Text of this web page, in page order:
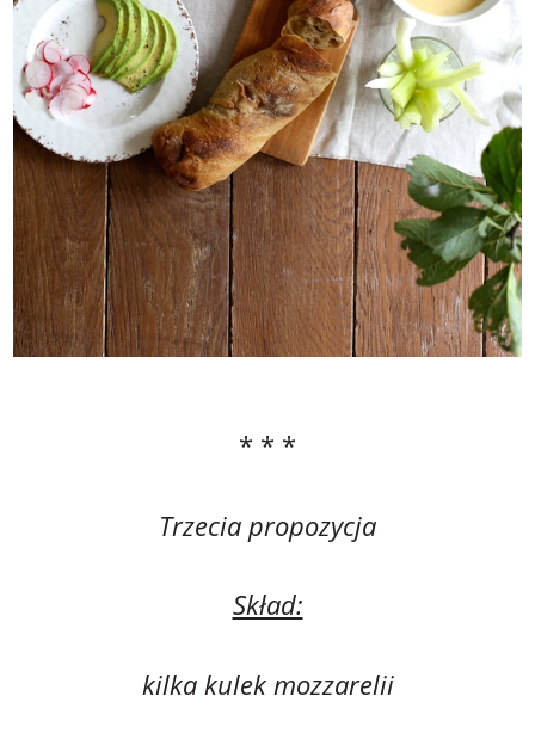
* * *
Trzecia propozycja
Skład:
kilka kulek mozzarelii